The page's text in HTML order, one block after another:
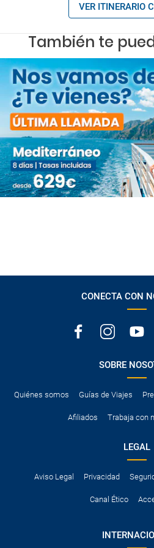
VER ITINERARIO
También te
CONECTA CON
SOBRE
Quiénes somos Guías de Viajes
Afiliados Trabaja con
LEGAL
Aviso Legal Privacidad
Canal Ético